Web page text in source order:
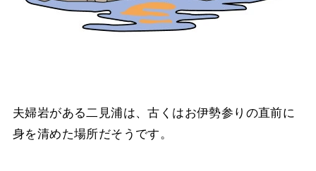
夫婦岩がある二見浦は、古くはお伊勢参りの直前に
身を清めた場所だそうです。